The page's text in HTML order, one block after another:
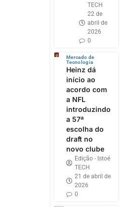
TECH
22 de
abril de
2026
0
Mercado de
Tecnologia
Heinz dá
início ao
acordo com
a NFL
introduzindo
a 57ª
escolha do
draft no
novo clube
Edição - Istoé
TECH
21 de abril de
2026
0